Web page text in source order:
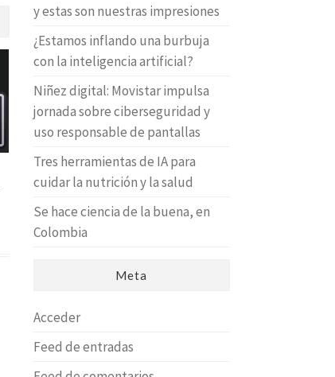
y estas son nuestras impresiones
¿Estamos inflando una burbuja
con la inteligencia artificial?
Niñez digital: Movistar impulsa
jornada sobre ciberseguridad y
uso responsable de pantallas
Tres herramientas de IA para
cuidar la nutrición y la salud
Se hace ciencia de la buena, en
Colombia
Meta
Acceder
Feed de entradas